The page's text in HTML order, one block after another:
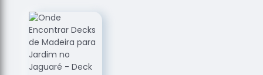
Loja de
Assoalhos
Raspagem
de